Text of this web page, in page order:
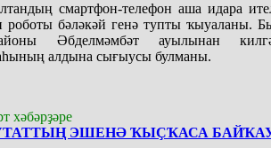
смартфон-телефон аша идара
роботы бәләкәй генә тупты ҡыуаланы.
Әбделмәмбәт ауылынан
алдына сығыусы булманы.
хәбәрҙәре
ЭШЕНӘ ҠЫҪҠАСА